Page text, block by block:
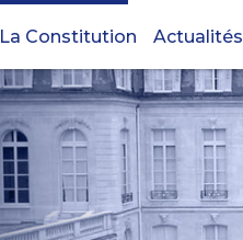
La Constitution Actualités